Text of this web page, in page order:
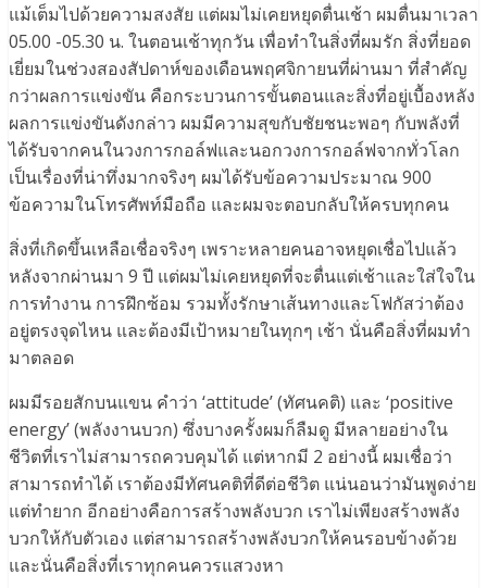
แม้เต็มไปด้วยความสงสัย แต่ผมไม่เคยหยุดตื่นเช้า ผมตื่นมาเวลา
05.00 -05.30 น. ในตอนเช้าทุกวัน เพื่อทำในสิ่งที่ผมรัก สิ่งที่ยอด
เยี่ยมในช่วงสองสัปดาห์ของเดือนพฤศจิกายนที่ผ่านมา ที่สำคัญ
กว่าผลการแข่งขัน คือกระบวนการขั้นตอนและสิ่งที่อยู่เบื้องหลัง
ผลการแข่งขันดังกล่าว ผมมีความสุขกับชัยชนะพอๆ กับพลังที่
ได้รับจากคนในวงการกอล์ฟและนอกวงการกอล์ฟจากทั่วโลก
เป็นเรื่องที่น่าทึ่งมากจริงๆ ผมได้รับข้อความประมาณ 900
ข้อความในโทรศัพท์มือถือ และผมจะตอบกลับให้ครบทุกคน
สิ่งที่เกิดขึ้นเหลือเชื่อจริงๆ เพราะหลายคนอาจหยุดเชื่อไปแล้ว
หลังจากผ่านมา 9 ปี แต่ผมไม่เคยหยุดที่จะตื่นแต่เช้าและใส่ใจใน
การทำงาน การฝึกซ้อม รวมทั้งรักษาเส้นทางและโฟกัสว่าต้อง
อยู่ตรงจุดไหน และต้องมีเป้าหมายในทุกๆ เช้า นั่นคือสิ่งที่ผมทำ
มาตลอด
ผมมีรอยสักบนแขน คำว่า ‘attitude’ (ทัศนคติ) และ ‘positive
energy’ (พลังงานบวก) ซึ่งบางครั้งผมก็ลืมดู มีหลายอย่างใน
ชีวิตที่เราไม่สามารถควบคุมได้ แต่หากมี 2 อย่างนี้ ผมเชื่อว่า
สามารถทำได้ เราต้องมีทัศนคติที่ดีต่อชีวิต แน่นอนว่ามันพูดง่าย
แต่ทำยาก อีกอย่างคือการสร้างพลังบวก เราไม่เพียงสร้างพลัง
บวกให้กับตัวเอง แต่สามารถสร้างพลังบวกให้คนรอบข้างด้วย
และนั่นคือสิ่งที่เราทุกคนควรแสวงหา